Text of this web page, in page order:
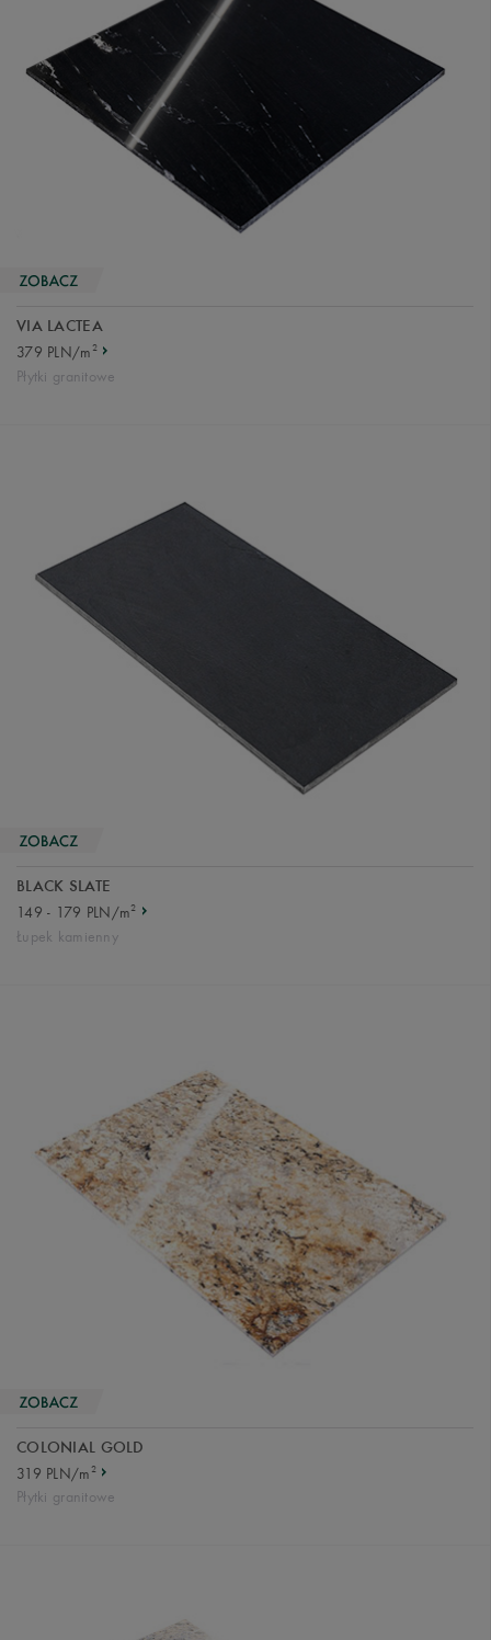
VIA LACTEA
379 PLN/m2
Płytki granitowe
BLACK SLATE
149 - 179 PLN/m2
Łupek kamienny
COLONIAL GOLD
319 PLN/m2
Płytki granitowe